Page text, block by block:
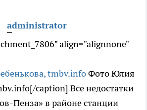
administrator
align="alignnone"
Фото Юлия
caption] Все недостатки
Пенза» в районе станции